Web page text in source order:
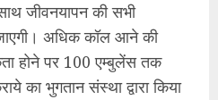
जीवनयापन की सभी
अधिक कॉल आने की
होने पर 100 एम्बुलेंस तक
का भुगतान संस्था द्वारा किया